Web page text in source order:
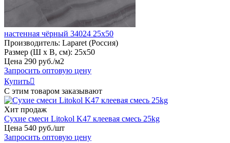
настенная чёрный 34024 25х50
Производитель: Laparet (Россия)
Размер (Ш х В, см): 25х50
Цена 290 руб./м2
Запросить оптовую цену
Купить
С этим товаром заказывают
Хит продаж
Сухие смеси Litokol K47 клеевая смесь 25kg
Цена 540 руб./шт
Запросить оптовую цену